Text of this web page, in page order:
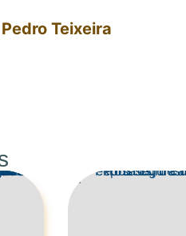
Pedro Teixeira